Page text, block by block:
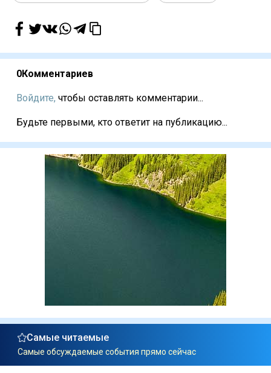
0Комментариев
Войдите, чтобы оставлять комментарии...
Будьте первыми, кто ответит на публикацию...
Самые читаемые
Самые обсуждаемые события прямо сейчас